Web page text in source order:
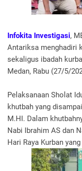
Infokita Investigasi,
Antariksa menghadiri
sekaligus ibadah
Medan, Rabu (27/5/
Pelaksanaan Sholat
khutbah yang
M.HI. Dalam
Nabi Ibrahim AS dan
Hari Raya Kurban